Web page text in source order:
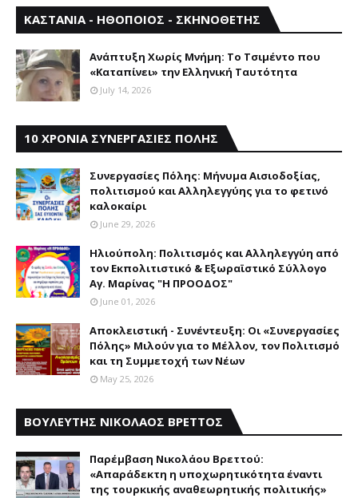
ΚΑΣΤΑΝΙΑ - ΗΘΟΠΟΙΟΣ - ΣΚΗΝΟΘΕΤΗΣ
Aνάπτυξη Xωρίς Mνήμη: Το Τσιμέντο που
«Καταπίνει» την Ελληνική Ταυτότητα
July 14, 2026
10 ΧΡΟΝΙΑ ΣΥΝΕΡΓΑΣΙΕΣ ΠΟΛΗΣ
Συνεργασίες Πόλης: Mήνυμα Aισιοδοξίας,
πολιτισμού και Aλληλεγγύης για το φετινό
καλοκαίρι
June 29, 2026
Ηλιούπολη: Πολιτισμός και Aλληλεγγύη από
τον Εκπολιτιστικό & Εξωραϊστικό Σύλλογο
Αγ. Μαρίνας "Η ΠΡΟΟΔΟΣ"
June 01, 2026
Αποκλειστική - Συνέντευξη: Οι «Συνεργασίες
Πόλης» Μιλούν για το Μέλλον, τον Πολιτισμό
και τη Συμμετοχή των Νέων
May 25, 2026
ΒΟΥΛΕΥΤΗΣ ΝΙΚΟΛΑΟΣ ΒΡΕΤΤΟΣ
Παρέμβαση Nικολάου Bρεττού:
«Aπαράδεκτη η υποχωρητικότητα έναντι
της τουρκικής αναθεωρητικής πολιτικής»